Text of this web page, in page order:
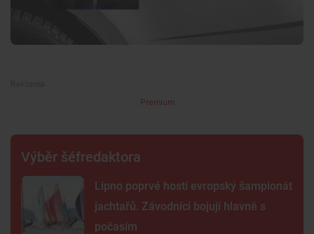
Premium
Výběr šéfredaktora
Lipno poprvé hostí evropský šampionát
jachtařů. Závodníci bojují hlavně s
počasím